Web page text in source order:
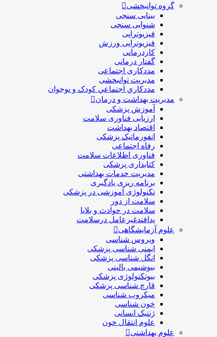
گروه توانبخشی
بینایی سنجی
شنوایی سنجی
فیزیوتراپی
فیزیوتراپی ورزش
کاردرمانی
گفتار درمانی
مددکاری اجتماعی
مديريت توانبخشی
مددکاري اجتماعي کودک و نوجوان
مدیریت بهداشت و درمان
آموزش پزشکی
ارزیابی فناوری سلامت
اقتصاد بهداشت
انفورماتیک پزشکی
رفاه اجتماعی
فناوری اطلاعات سلامت
کتابداری پزشکی
مديريت خدمات بهداشتی
برنامه ریزی یادگیری
تکنولوژی آموزشی در پزشکی
سلامت از دور
سلامت در حوادث و بلایا
پدافندغیرعامل درسلامت
علوم آزمایشگاهی
ویروس شناسی
ایمنی شناسی پزشكی
انگل شناسی پزشکی
بیوشیمی بالینی
بیوتکنولوژی پزشکی
قارچ شناسی پزشکی
ميكروب شناسی
خون شناسی
ژنتیک انسانی
علوم انتقال خون
علوم بهداشتی